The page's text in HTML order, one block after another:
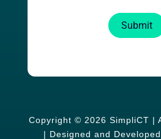
Submit
Copyright © 2026 SimpliCT |
| Designed and